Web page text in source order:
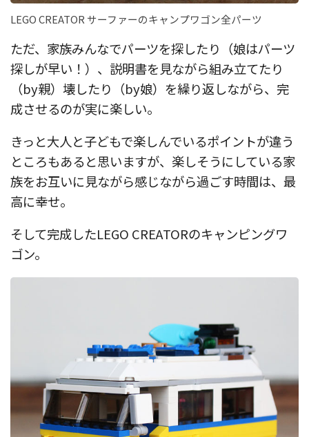
LEGO CREATOR サーファーのキャンプワゴン全パーツ
ただ、家族みんなでパーツを探したり（娘はパーツ
探しが早い！）、説明書を見ながら組み立てたり
（by親）壊したり（by娘）を繰り返しながら、完
成させるのが実に楽しい。
きっと大人と子どもで楽しんでいるポイントが違う
ところもあると思いますが、楽しそうにしている家
族をお互いに見ながら感じながら過ごす時間は、最
高に幸せ。
そして完成したLEGO CREATORのキャンピングワ
ゴン。